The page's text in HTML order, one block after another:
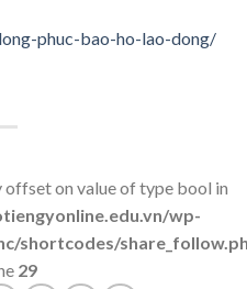
phuc-bao-ho-lao-dong/
offset on value of type bool in
wp-
shortcodes/
29